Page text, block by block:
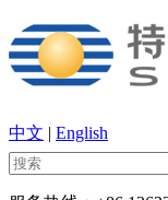
中文 | English